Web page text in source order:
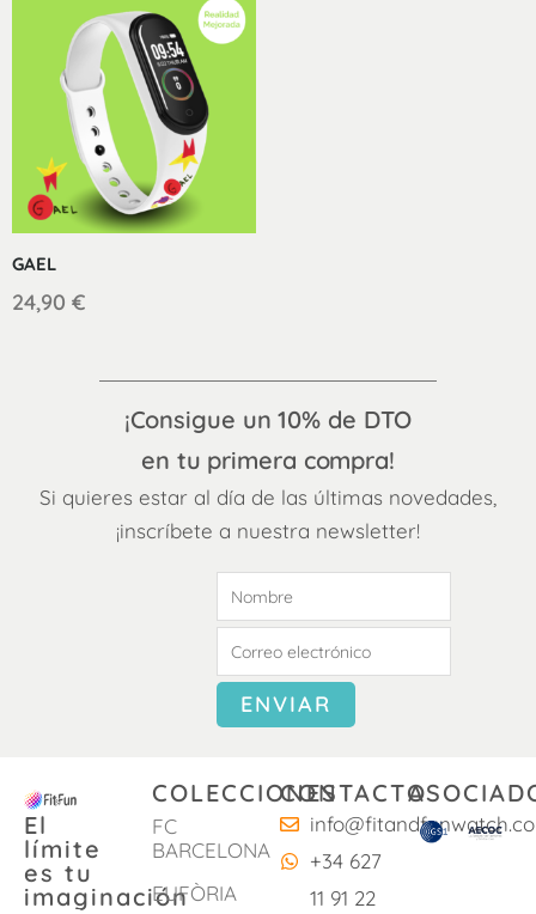
GAEL
24,90 €
¡Consigue un 10% de DTO
en tu primera compra!
Si quieres estar al día de las últimas novedades,
¡inscríbete a nuestra newsletter!
El
límite
es tu
imaginación
COLECCIONES
FC
BARCELONA
EUFÒRIA
CONTACTO
+34 627
11 91 22